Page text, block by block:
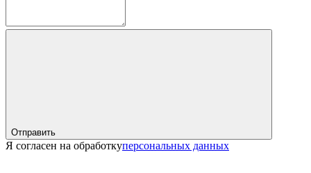
Отправить
Я согласен на обработкуперсональных данных